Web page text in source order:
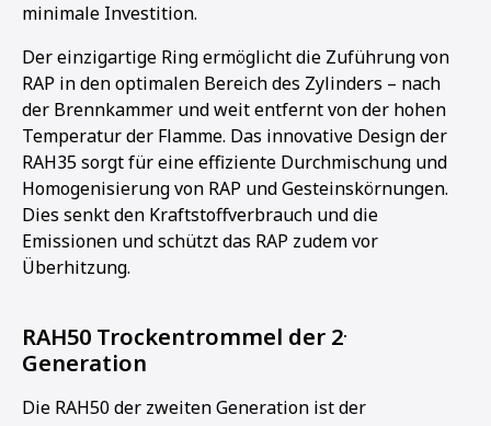
minimale Investition.
Der einzigartige Ring ermöglicht die Zuführung von
RAP in den optimalen Bereich des Zylinders – nach
der Brennkammer und weit entfernt von der hohen
Temperatur der Flamme. Das innovative Design der
RAH35 sorgt für eine effiziente Durchmischung und
Homogenisierung von RAP und Gesteinskörnungen.
Dies senkt den Kraftstoffverbrauch und die
Emissionen und schützt das RAP zudem vor
Überhitzung.
RAH50 Trockentrommel der 2.
Generation
Die RAH50 der zweiten Generation ist der